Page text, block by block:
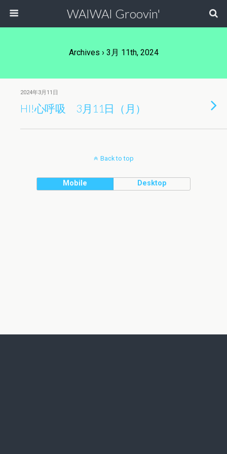
WAIWAI Groovin'
Archives › 3月 11th, 2024
2024年3月11日
HI!心呼吸 3月11日（月）
Back to top
Mobile Desktop